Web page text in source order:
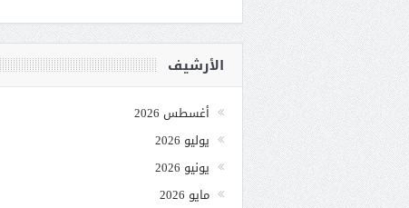
الأرشيف
أغسطس 2026
يوليو 2026
يونيو 2026
مايو 2026